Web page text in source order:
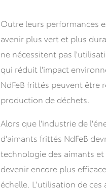
Outre leurs performances
avenir plus vert et plus
ne nécessitent pas
qui réduit l'impact
NdFeB frittés peuvent être
production de déchets.
Alors que l'industrie de
d'aimants frittés NdFeB
technologie des aimants
devenir encore plus
échelle. L'utilisation de